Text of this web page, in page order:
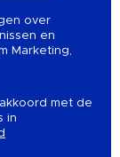
over
en
Marketing,
met de
in